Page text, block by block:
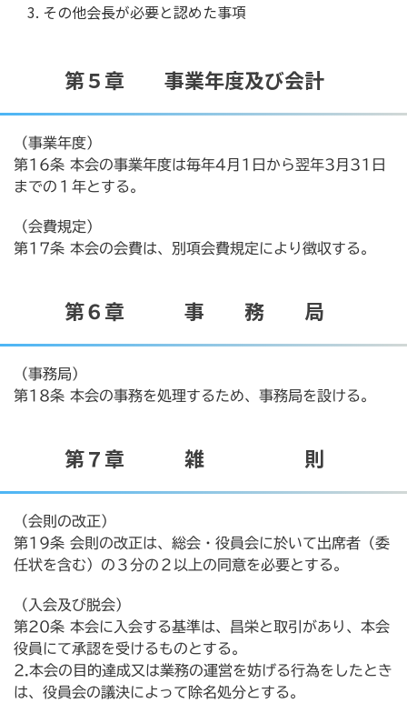
その他会長が必要と認めた事項
第５章 事業年度及び会計
（事業年度）
第16条 本会の事業年度は毎年4月1日から翌年3月31日
までの１年とする。
（会費規定）
第17条 本会の会費は、別項会費規定により徴収する。
第６章 事 務 局
（事務局）
第18条 本会の事務を処理するため、事務局を設ける。
第７章 雑 則
（会則の改正）
第19条 会則の改正は、総会・役員会に於いて出席者（委
任状を含む）の３分の２以上の同意を必要とする。
（入会及び脱会）
第20条 本会に入会する基準は、昌栄と取引があり、本会
役員にて承認を受けるものとする。
2.本会の目的達成又は業務の運営を妨げる行為をしたとき
は、役員会の議決によって除名処分とする。